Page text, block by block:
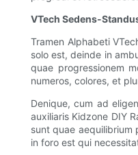
VTech Sedens-
Tramen Alphabeti
solo est, deinde in
quae progressionem
numeros, colores, et
Denique, cum ad
auxiliaris Kidzone DIY
sunt quae aequilibrium
in foro est qui